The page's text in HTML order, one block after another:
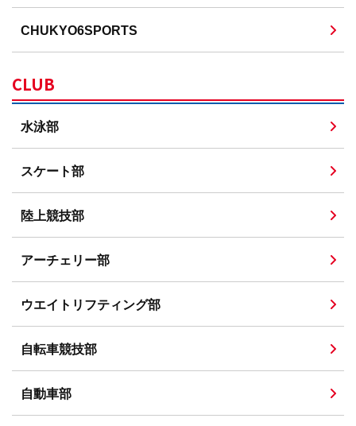
CHUKYO6SPORTS
CLUB
水泳部
スケート部
陸上競技部
アーチェリー部
ウエイトリフティング部
自転車競技部
自動車部